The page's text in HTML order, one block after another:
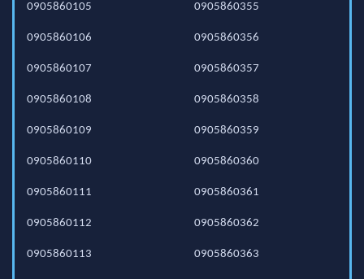
0905860105
0905860106
0905860107
0905860108
0905860109
0905860110
0905860111
0905860112
0905860113
0905860355
0905860356
0905860357
0905860358
0905860359
0905860360
0905860361
0905860362
0905860363